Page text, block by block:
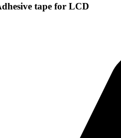
tape for LCD